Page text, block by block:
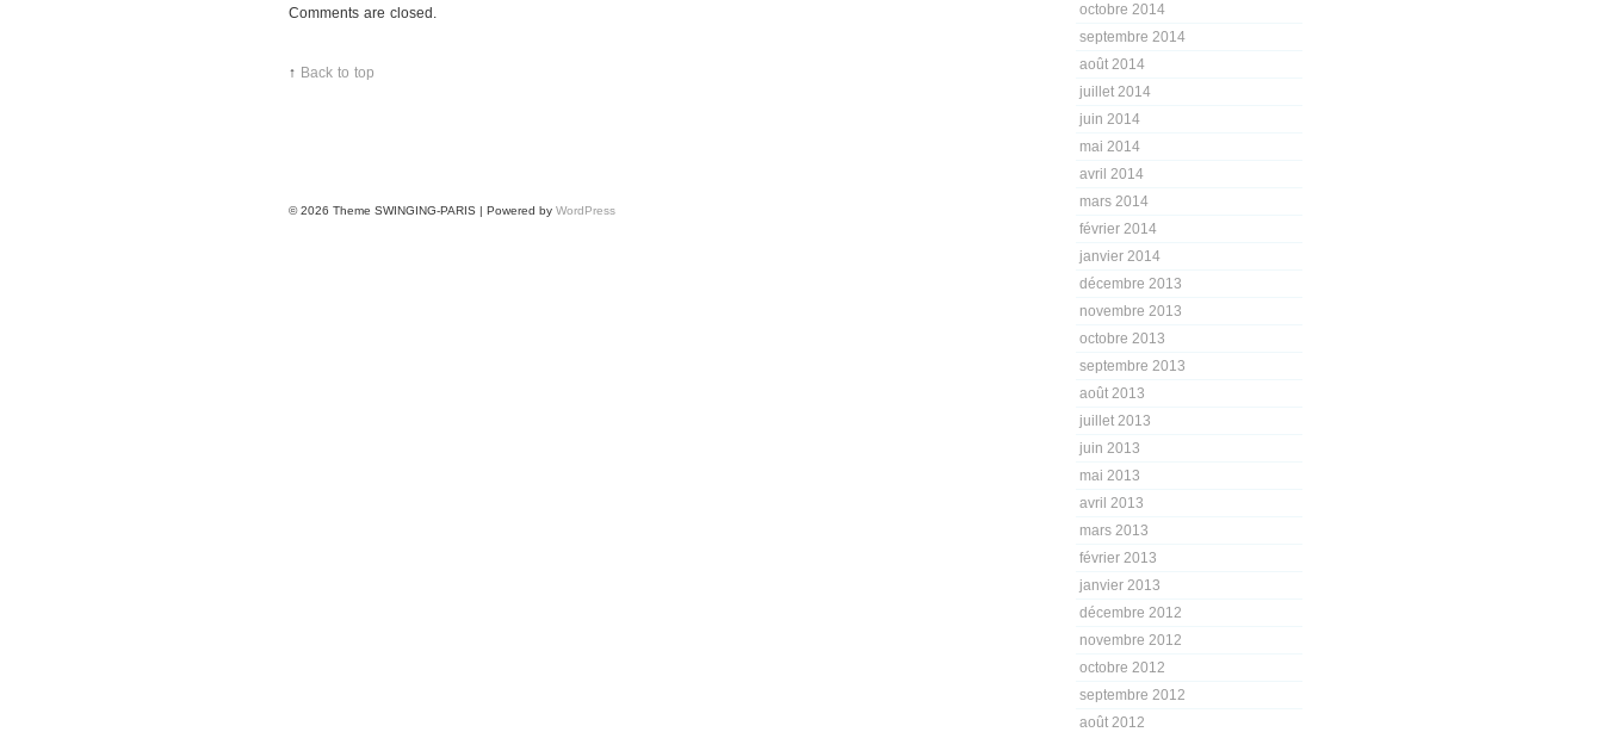
octobre 2014
septembre 2014
août 2014
juillet 2014
juin 2014
mai 2014
avril 2014
mars 2014
février 2014
janvier 2014
décembre 2013
novembre 2013
octobre 2013
septembre 2013
août 2013
juillet 2013
juin 2013
mai 2013
avril 2013
mars 2013
février 2013
janvier 2013
décembre 2012
novembre 2012
octobre 2012
septembre 2012
août 2012
Comments are closed.
↑ Back to top
© 2026 Theme SWINGING-PARIS | Powered by WordPress